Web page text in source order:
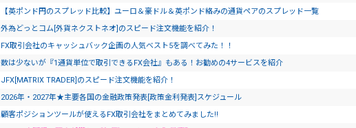
【英ポンド円のスプレッド比較】ユーロ＆豪ドル＆英ポンド絡みの通貨ペアのスプレッド一覧
外為どっとコム[外貨ネクストネオ]のスピード注文機能を紹介！
FX取引会社のキャッシュバック企画の人気ベスト5を調べてみた！！
数は少ないが『1通貨単位で取引できるFX会社』もある！お勧めの4サービスを紹介
JFX[MATRIX TRADER]のスピード注文機能を紹介！
2026年・2027年★主要各国の金融政策発表[政策金利発表]スケジュール
顧客ポジションツールが使えるFX取引会社をまとめてみました!!